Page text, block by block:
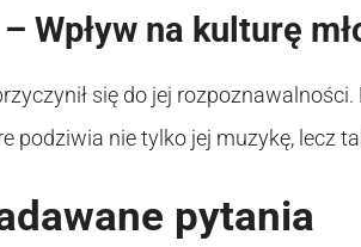
Wpływ na kulturę
się do jej
podziwia nie tylko jej muzykę, lecz
pytania